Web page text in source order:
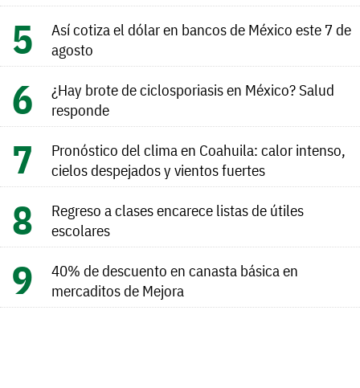
Así cotiza el dólar en bancos de México este 7 de
agosto
¿Hay brote de ciclosporiasis en México? Salud
responde
Pronóstico del clima en Coahuila: calor intenso,
cielos despejados y vientos fuertes
Regreso a clases encarece listas de útiles
escolares
40% de descuento en canasta básica en
mercaditos de Mejora